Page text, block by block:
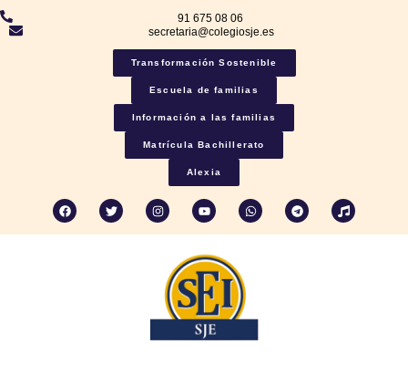
91 675 08 06
secretaria@colegiosje.es
Transformación Sostenible
Escuela de familias
Información a las familias
Matrícula Bachillerato
Alexia